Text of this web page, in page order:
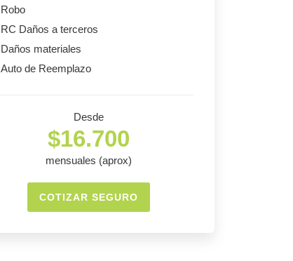
Robo
RC Daños a terceros
Daños materiales
Auto de Reemplazo
Desde
$16.700
mensuales (aprox)
COTIZAR SEGURO